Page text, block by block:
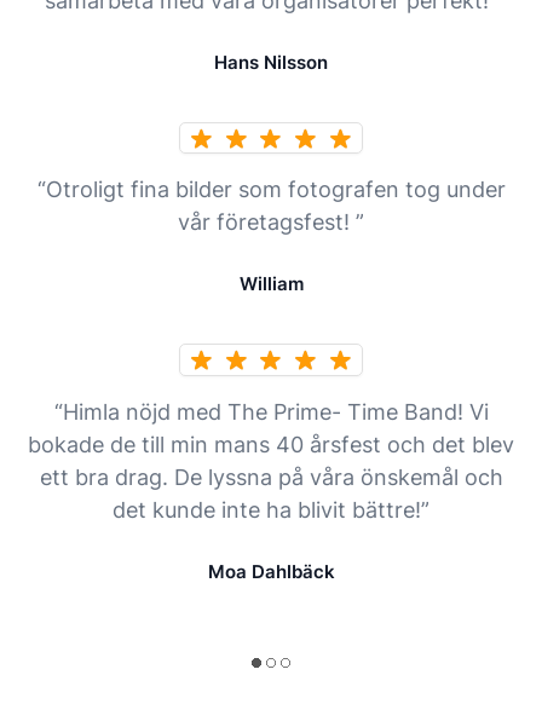
Hans Nilsson
“Otroligt fina bilder som fotografen tog under
vår företagsfest! ”
William
“Himla nöjd med The Prime- Time Band! Vi
bokade de till min mans 40 årsfest och det blev
ett bra drag. De lyssna på våra önskemål och
det kunde inte ha blivit bättre!”
Moa Dahlbäck